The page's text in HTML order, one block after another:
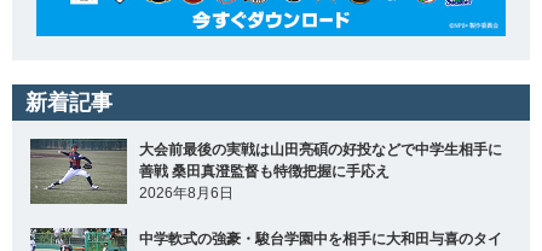
新着記事
大会前最後の実戦は山田亮碩の好投などで中学生相手に
善戦 桑田真澄監督も特徴把握に手応え
2026年8月6日
中学軟式の強豪・駿台学園中を相手に大和田与喜のタイ